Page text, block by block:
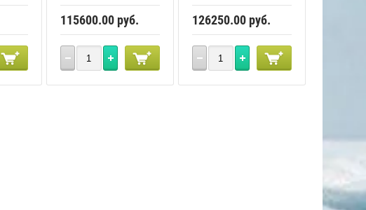
115600.00руб. 126250.00руб.